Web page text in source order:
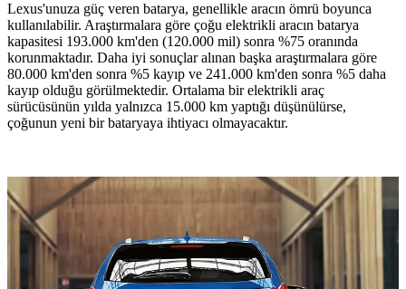
Lexus'unuza güç veren batarya, genellikle aracın ömrü boyunca
kullanılabilir. Araştırmalara göre çoğu elektrikli aracın batarya
kapasitesi 193.000 km'den (120.000 mil) sonra %75 oranında
korunmaktadır. Daha iyi sonuçlar alınan başka araştırmalara göre
80.000 km'den sonra %5 kayıp ve 241.000 km'den sonra %5 daha
kayıp olduğu görülmektedir. Ortalama bir elektrikli araç
sürücüsünün yılda yalnızca 15.000 km yaptığı düşünülürse,
çoğunun yeni bir bataryaya ihtiyacı olmayacaktır.